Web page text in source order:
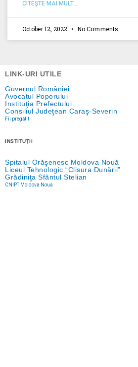
CITEŞTE MAI MULT...
October 12, 2022 No Comments
LINK-URI UTILE
Guvernul României
Avocatul Poporului
Instituţia Prefectului
Consiliul Judeţean Caraş-Severin
Fii pregătit
INSTITUŢII
Spitalul Orăşenesc Moldova Nouă
Liceul Tehnologic “Clisura Dunării”
Grădiniţa Sfântul Stelian
CNIPT Moldova Nouă